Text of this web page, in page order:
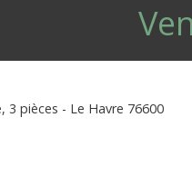
pièces - Le Havre 76600